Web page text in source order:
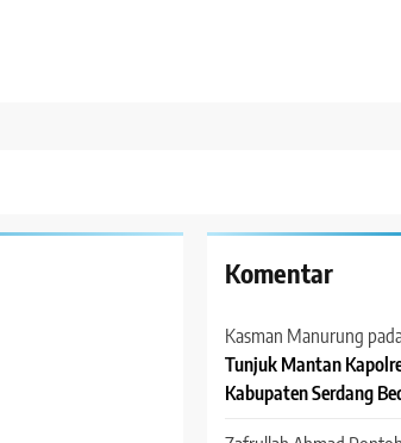
Komentar
Kasman Manurung
Tunjuk Mantan
Kabupaten Serdang